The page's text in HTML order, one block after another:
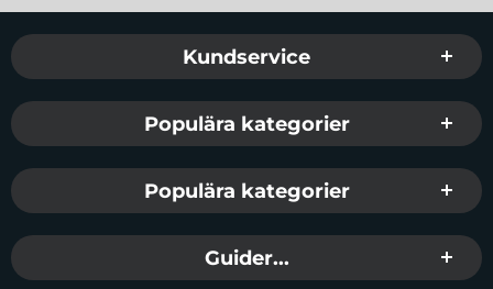
Sidfot Blandad info och länkar
Kundservice
Populära kategorier
Populära kategorier
Guider...